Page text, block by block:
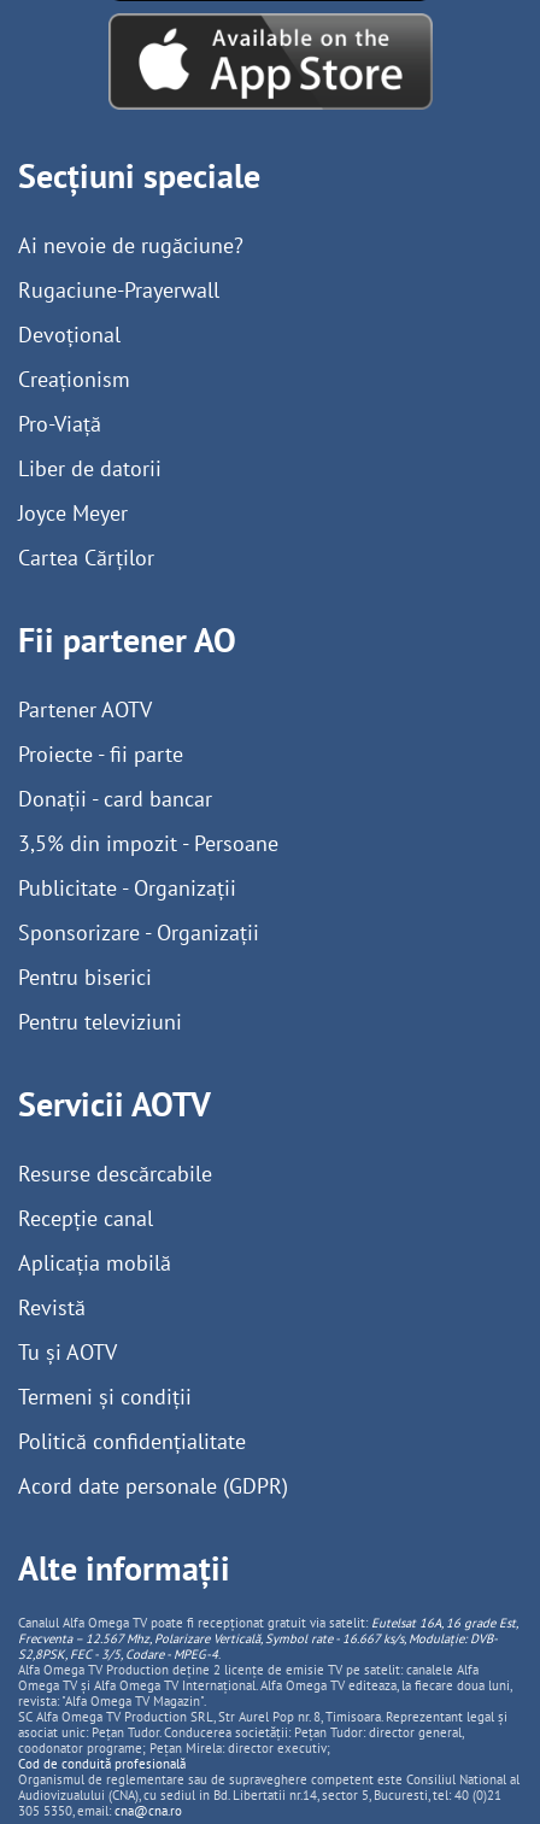
Secțiuni speciale
Ai nevoie de rugăciune?
Rugaciune-Prayerwall
Devoțional
Creaționism
Pro-Viață
Liber de datorii
Joyce Meyer
Cartea Cărților
Fii partener AO
Partener AOTV
Proiecte - fii parte
Donații - card bancar
3,5% din impozit - Persoane
Publicitate - Organizații
Sponsorizare - Organizații
Pentru biserici
Pentru televiziuni
Servicii AOTV
Resurse descărcabile
Recepție canal
Aplicația mobilă
Revistă
Tu și AOTV
Termeni și condiții
Politică confidențialitate
Acord date personale (GDPR)
Alte informații
Canalul Alfa Omega TV poate fi recepționat gratuit via satelit: Eutelsat 16A, 16 grade Est,
Frecventa – 12.567 Mhz, PolarizareVerticală, Symbol rate - 16.667 ks/s, Modulație: DVB-
S2,8PSK, FEC - 3/5, Codare - MPEG-4.
Alfa Omega TV Production deține 2 licențe de emisie TV pe satelit: canalele Alfa
Omega TV și Alfa Omega TV Internațional. Alfa Omega TV editeaza, la fiecare doua luni,
revista: "Alfa Omega TV Magazin".
SC Alfa Omega TV Production SRL, Str Aurel Pop nr. 8, Timisoara. Reprezentant legal și
asociat unic: Pețan Tudor. Conducerea societății: Pețan Tudor: director general,
coodonator programe; Pețan Mirela: director executiv;
Cod de conduită profesională
Organismul de reglementare sau de supraveghere competent este Consiliul National al
Audiovizualului (CNA), cu sediul in Bd. Libertatii nr.14, sector 5, Bucuresti, tel: 40 (0)21
305 5350, email: cna@cna.ro